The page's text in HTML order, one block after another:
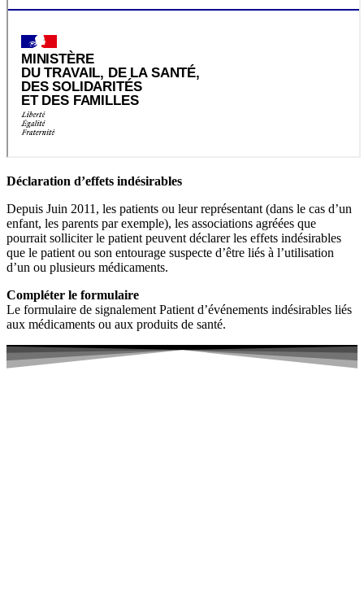
Déclaration d’effets indésirables
Depuis Juin 2011, les patients ou leur représentant (dans le cas d’un
enfant, les parents par exemple), les associations agréées que
pourrait solliciter le patient peuvent déclarer les effets indésirables
que le patient ou son entourage suspecte d’être liés à l’utilisation
d’un ou plusieurs médicaments.
Compléter le formulaire
Le formulaire de signalement Patient d’événements indésirables liés
aux médicaments ou aux produits de santé.